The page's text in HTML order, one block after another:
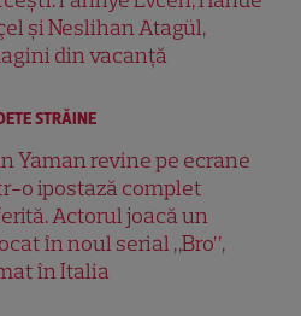
și Neslihan Atagül,
din vacanță
STRĂINE
Yaman revine pe ecrane
o ipostază complet
Actorul joacă un
în noul serial „Bro”,
în Italia